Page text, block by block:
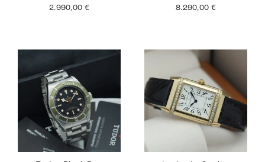
2.990,00 €
8.290,00 €